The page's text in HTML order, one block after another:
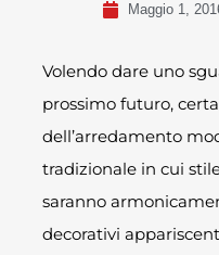
Maggio 1,
Volendo dare uno
prossimo futuro,
dell’arredamento
tradizionale in cui
saranno
decorativi